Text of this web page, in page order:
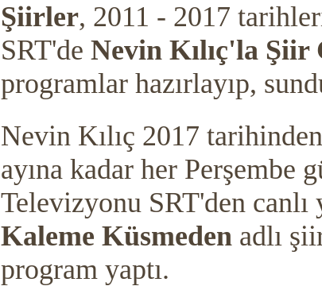
Şiirler, 2011 - 2017
SRT'de Nevin Kılıç'la Şiir
programlar hazırlayıp,
Nevin Kılıç 2017
ayına kadar her Perşembe
Televizyonu SRT'den canlı
Kaleme Küsmeden adlı
program yaptı.